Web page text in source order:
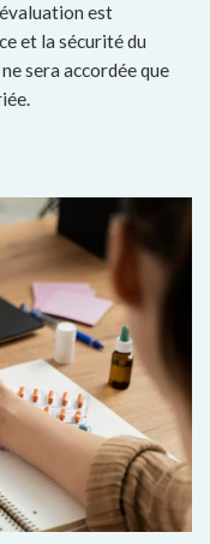
est
et la sécurité du
sera accordée que